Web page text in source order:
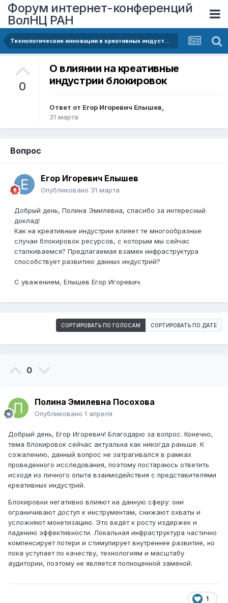
Форум интернет-конференций
ВолНЦ РАН
Технологические инновации в креативных индустриях: вызовы и возможности
0
О влиянии на креативные
индустрии блокировок
Ответ от Егор Игоревич Елышев,
31 марта
Вопрос
Егор Игоревич Елышев
Опубликовано 31 марта
Добрый день, Полина Эмилевна, спасибо за интересный
доклад!
Как на креативные индустрии влияет те многообразные
случаи блокировок ресурсов, с которым мы сейчас
сталкиваемся? Предлагаемая взамен инфраструктура
способствует развитию данных индустрий?
С уважением, Елышев Егор Игоревич.
СОРТИРОВАТЬ ПО ГОЛОСАМ СОРТИРОВАТЬ ПО ДАТЕ
0
Полина Эмилевна Посохова
Опубликовано 1 апреля
Добрый день, Егор Игоревич! Благодарю за вопрос. Конечно,
тема блокировок сейчас актуальна как никогда раньше. К
сожалению, данный вопрос не затрагивался в рамках
проведенного исследования, поэтому постараюсь ответить
исходя из личного опыта взаимодействия с представителями
креативных индустрий.
Блокировки негативно влияют на данную сферу: они
ограничивают доступ к инструментам, снижают охваты и
усложняют монетизацию. Это ведёт к росту издержек и
падению эффективности. Локальная инфраструктура частично
компенсирует потери и стимулирует внутреннее развитие, но
пока уступает по качеству, технологиям и масштабу
аудитории, поэтому не является полноценной заменой.
1